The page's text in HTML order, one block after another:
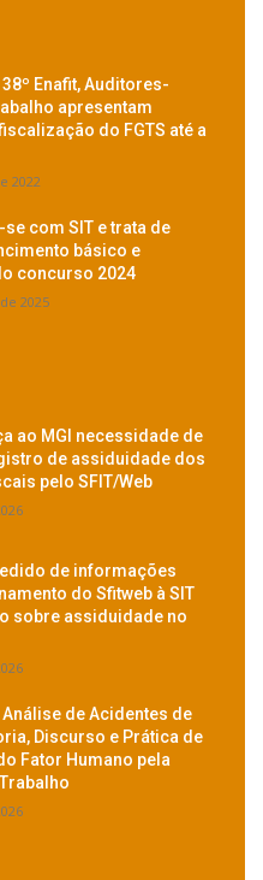
Enafit, Auditores-
apresentam
do FGTS até a
2022
se com SIT e trata de
básico e
concurso 2024
2025
ao MGI necessidade de
de assiduidade dos
pelo SFIT/Web
de informações
do Sfitweb à SIT
sobre assiduidade no
Análise de Acidentes de
Discurso e Prática de
Fator Humano pela